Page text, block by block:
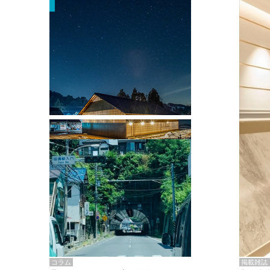
掲載雑誌
掲載雑誌・書籍
『街歩き研修「アールデコとモダニズ
ム、和風バロック」』のレポート記事が
掲載
コラム